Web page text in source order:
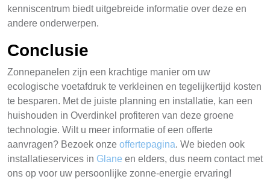
kenniscentrum biedt uitgebreide informatie over deze en
andere onderwerpen.
Conclusie
Zonnepanelen zijn een krachtige manier om uw
ecologische voetafdruk te verkleinen en tegelijkertijd kosten
te besparen. Met de juiste planning en installatie, kan een
huishouden in Overdinkel profiteren van deze groene
technologie. Wilt u meer informatie of een offerte
aanvragen? Bezoek onze offertepagina. We bieden ook
installatieservices in Glane en elders, dus neem contact met
ons op voor uw persoonlijke zonne-energie ervaring!